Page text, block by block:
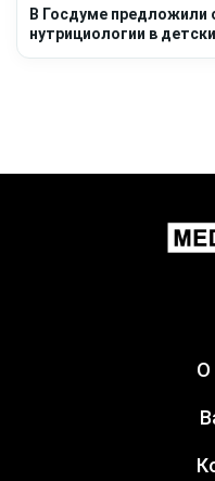
В Госдуме предложили
нутрициологии в
О